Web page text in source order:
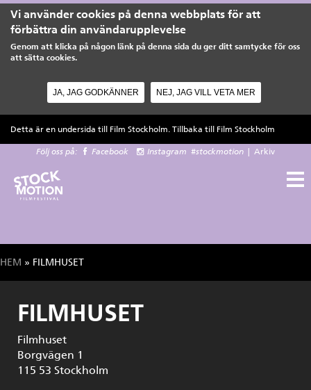
Vi använder cookies på denna webbplats för att
förbättra din användarupplevelse
Genom att klicka på någon länk på denna sida du ger ditt samtycke för oss
att sätta cookies.
JA, JAG GODKÄNNER NEJ, JAG VILL VETA MER
Detta är en undersida till Film Stockholm. Tillbaka till Film Stockholm
Följ oss på: Facebook Instagram #stockmotion Arkiv
Du är här
HEM » FILMHUSET
FILMHUSET
Filmhuset
Borgvägen 1
115 53 Stockholm